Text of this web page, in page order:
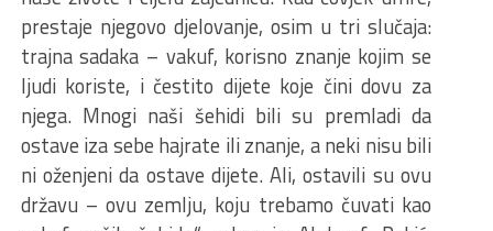
prestaje njegovo djelovanje, osim u tri slučaja:
trajna sadaka – vakuf, korisno znanje kojim se
ljudi koriste, i čestito dijete koje čini dovu za
njega. Mnogi naši šehidi bili su premladi da
ostave iza sebe hajrate ili znanje, a neki nisu bili
ni oženjeni da ostave dijete. Ali, ostavili su ovu
državu – ovu zemlju, koju trebamo čuvati kao